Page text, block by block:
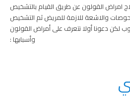
امراض القولون عن طريق القيام بالتشخيص
والاشعة للازمة للمريضثم التشخيص
لكن دعونا أولا نتعرف على أمراض القولون
وأسبابها :